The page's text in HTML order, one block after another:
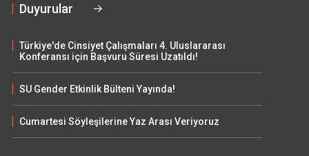
Duyurular
Türkiye'de Cinsiyet Çalışmaları 4. Uluslararası
Konferansı için Başvuru Süresi Uzatıldı!
SU Gender Etkinlik Bülteni Yayında!
Cumartesi Söyleşilerine Yaz Arası Veriyoruz